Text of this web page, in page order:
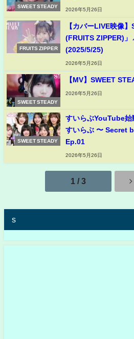
SWEET STEADY
2026年5月26日
FRUITS ZIPPER
【カバーLIVE映像
(FRUITS ZIPPER)」
(2025/5/25)
2026年5月26日
SWEET STEADY
【MV】SWEET
2026年5月26日
SWEET STEADY
すいらぶYouTube始
すいらぶ 〜 Secret
Ep.01
2026年5月26日
1 / 3
s